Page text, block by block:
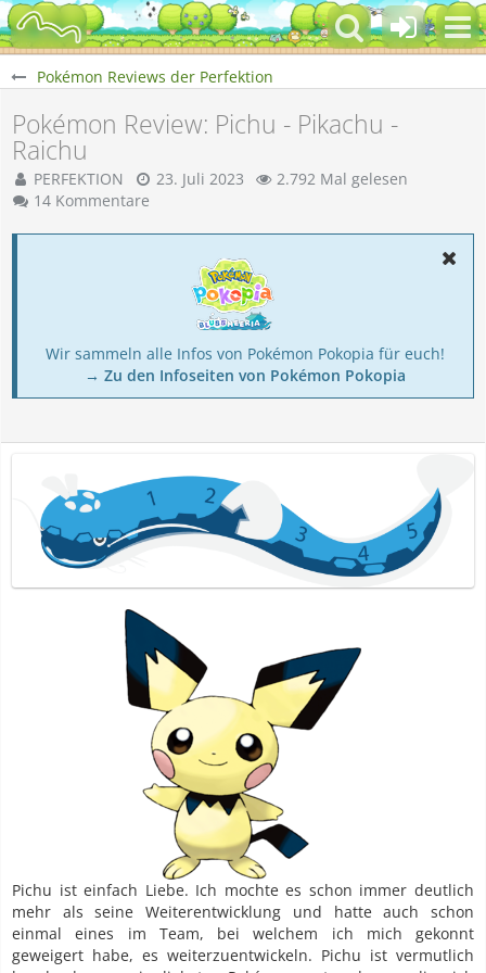
Pokémon Reviews der Perfektion
Pokémon Review: Pichu - Pikachu -
Raichu
PERFEKTION 23. Juli 2023
2.792 Mal gelesen
14 Kommentare
Wir sammeln alle Infos von Pokémon Pokopia für euch!
→ Zu den Infoseiten von Pokémon Pokopia
Pichu ist einfach Liebe. Ich mochte es schon immer deutlich
mehr als seine Weiterentwicklung und hatte auch schon
einmal eines im Team, bei welchem ich mich gekonnt
geweigert habe, es weiterzuentwickeln. Pichu ist vermutlich